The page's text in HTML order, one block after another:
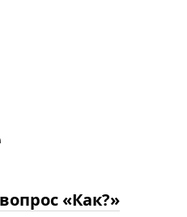
«Как?»